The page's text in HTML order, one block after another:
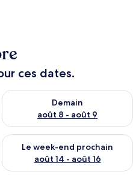
ces dates.
août 7 - août 8
Demain
août 8 - août 9
Vérifier la disponibilité pour
end août 7 - août 9
Le week-end prochain
août 14 - août 16
Vérifier la disponibilité pour